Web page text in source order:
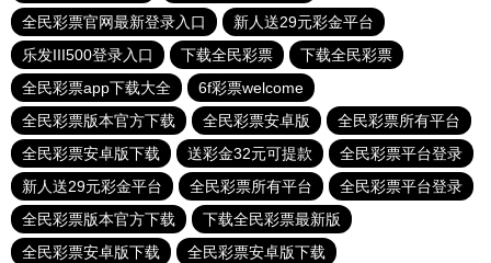
全民彩票官网最新登录入口
新人送29元彩金平台
乐发III500登录入口
下载全民彩票
下载全民彩票
全民彩票app下载大全
6f彩票welcome
全民彩票版本官方下载
全民彩票安卓版
全民彩票所有平台
全民彩票安卓版下载
送彩金32元可提款
全民彩票平台登录
新人送29元彩金平台
全民彩票所有平台
全民彩票平台登录
全民彩票版本官方下载
下载全民彩票最新版
全民彩票安卓版下载
全民彩票安卓版下载